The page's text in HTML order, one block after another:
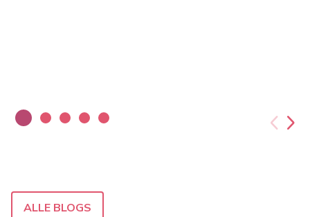
ALLE BLOGS